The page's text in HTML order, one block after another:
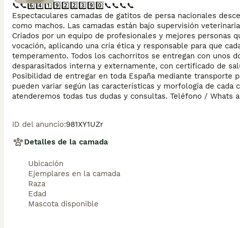
📞📞6️⃣4️⃣1️⃣9️⃣2️⃣2️⃣3️⃣9️⃣0️⃣📞📞📞📞
Espectaculares camadas de gatitos de persa nacionales
como machos. Las camadas están bajo supervisión
Criados por un equipo de profesionales y mejores personas
vocación, aplicando una cría ética y responsable para que
temperamento. Todos los cachorritos se entregan con unos
desparasitados interna y externamente, con certificado de
Posibilidad de entregar en toda España mediante transporte
pueden variar según las características y morfología de cada
atenderemos todas tus dudas y consultas. Teléfono / Whats
ID del anuncio:981XY1UZr
Detalles de la camada
Ubicación
Ejemplares en la camada
Raza
Edad
Mascota disponible